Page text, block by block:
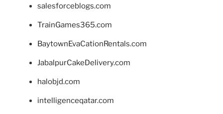
salesforceblogs.com
TrainGames365.com
BaytownEvaCationRentals.com
JabalpurCakeDelivery.com
halobjd.com
intelligenceqatar.com